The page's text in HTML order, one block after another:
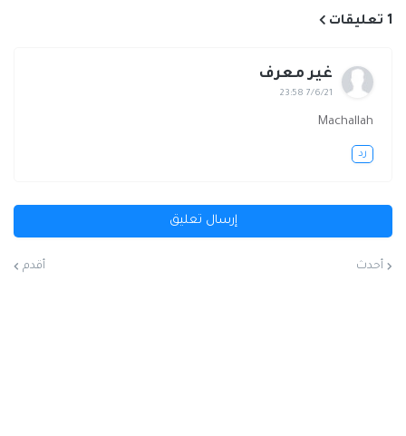
1 تعليقات
غير معرف
7/6/21 23:58
Machallah
رد
إرسال تعليق
أحدث أقدم